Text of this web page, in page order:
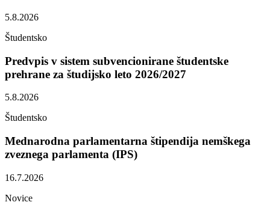
5.8.2026
Študentsko
Predvpis v sistem subvencionirane študentske
prehrane za študijsko leto 2026/2027
5.8.2026
Študentsko
Mednarodna parlamentarna štipendija nemškega
zveznega parlamenta (IPS)
16.7.2026
Novice